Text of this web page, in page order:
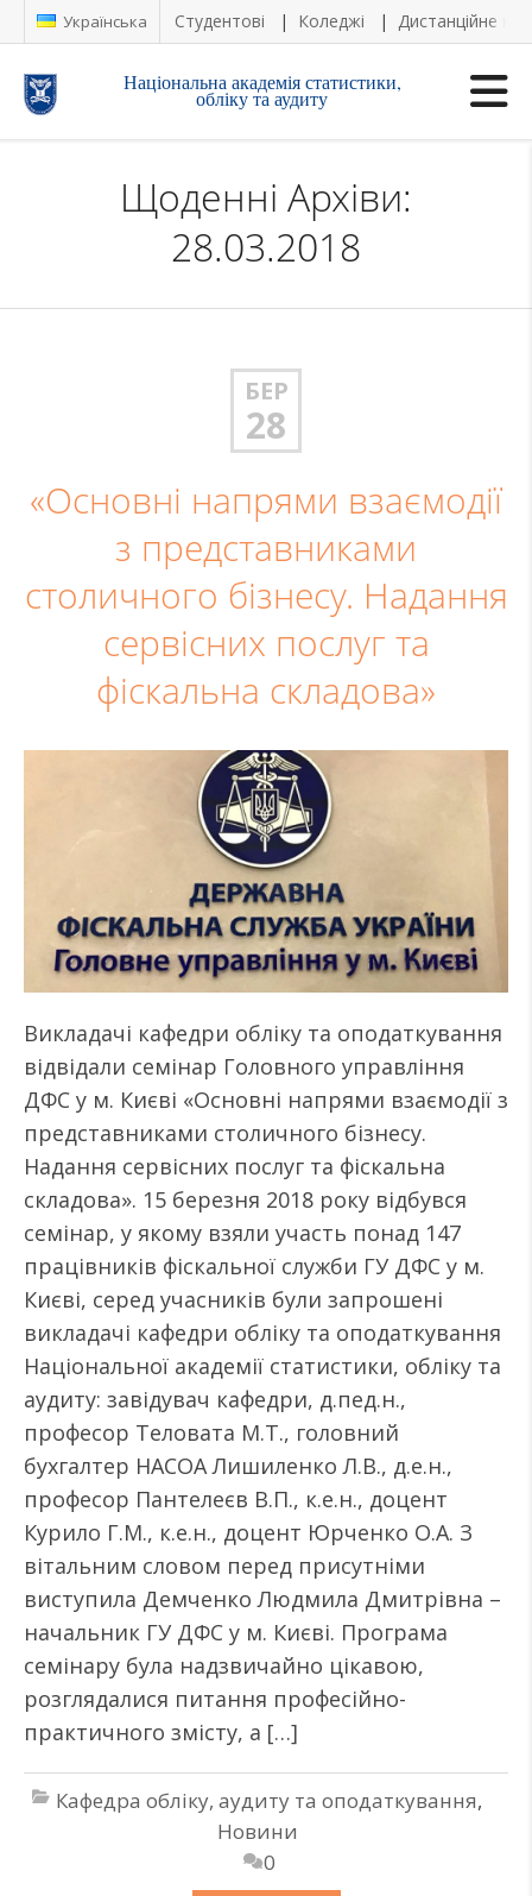
Українська Студентові Коледжі Дистанційне
Національна академія статистики,
обліку та аудиту
Щоденні Архіви:
28.03.2018
БЕР
28
«Основні напрями взаємодії
з представниками
столичного бізнесу. Надання
сервісних послуг та
фіскальна складова»
Викладачі кафедри обліку та оподаткування
відвідали семінар Головного управління
ДФС у м. Києві «Основні напрями взаємодії з
представниками столичного бізнесу.
Надання сервісних послуг та фіскальна
складова». 15 березня 2018 року відбувся
семінар, у якому взяли участь понад 147
працівників фіскальної служби ГУ ДФС у м.
Києві, серед учасників були запрошені
викладачі кафедри обліку та оподаткування
Національної академії статистики, обліку та
аудиту: завідувач кафедри, д.пед.н.,
професор Теловата М.Т., головний
бухгалтер НАСОА Лишиленко Л.В., д.е.н.,
професор Пантелеєв В.П., к.е.н., доцент
Курило Г.М., к.е.н., доцент Юрченко О.А. З
вітальним словом перед присутніми
виступила Демченко Людмила Дмитрівна –
начальник ГУ ДФС у м. Києві. Програма
семінару була надзвичайно цікавою,
розглядалися питання професійно-
практичного змісту, а […]
Кафедра обліку, аудиту та оподаткування,
Новини
0